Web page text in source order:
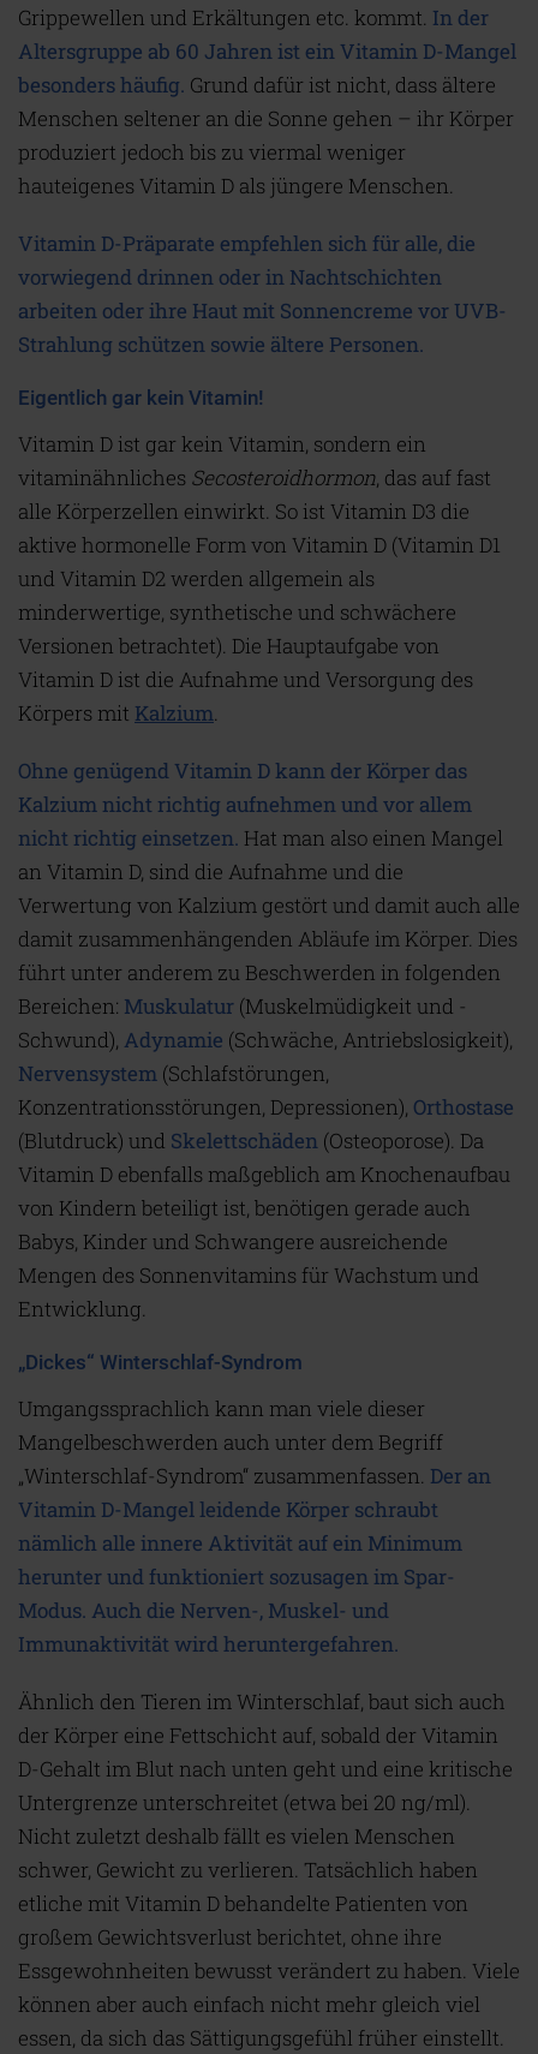
Grippewellen und Erkältungen etc. kommt. In der
Altersgruppe ab 60 Jahren ist ein Vitamin D-Mangel
besonders häufig. Grund dafür ist nicht, dass ältere
Menschen seltener an die Sonne gehen – ihr Körper
produziert jedoch bis zu viermal weniger
hauteigenes Vitamin D als jüngere Menschen.
Vitamin D-Präparate empfehlen sich für alle, die
vorwiegend drinnen oder in Nachtschichten
arbeiten oder ihre Haut mit Sonnencreme vor UVB-
Strahlung schützen sowie ältere Personen.
Eigentlich gar kein Vitamin!
Vitamin D ist gar kein Vitamin, sondern ein
vitaminähnliches Secosteroidhormon, das auf fast
alle Körperzellen einwirkt. So ist Vitamin D3 die
aktive hormonelle Form von Vitamin D (Vitamin D1
und Vitamin D2 werden allgemein als
minderwertige, synthetische und schwächere
Versionen betrachtet). Die Hauptaufgabe von
Vitamin D ist die Aufnahme und Versorgung des
Körpers mit Kalzium.
Ohne genügend Vitamin D kann der Körper das
Kalzium nicht richtig aufnehmen und vor allem
nicht richtig einsetzen. Hat man also einen Mangel
an Vitamin D, sind die Aufnahme und die
Verwertung von Kalzium gestört und damit auch alle
damit zusammenhängenden Abläufe im Körper. Dies
führt unter anderem zu Beschwerden in folgenden
Bereichen: Muskulatur (Muskelmüdigkeit und -
Schwund), Adynamie (Schwäche, Antriebslosigkeit),
Nervensystem (Schlafstörungen,
Konzentrationsstörungen, Depressionen), Orthostase
(Blutdruck) und Skelettschäden (Osteoporose). Da
Vitamin D ebenfalls maßgeblich am Knochenaufbau
von Kindern beteiligt ist, benötigen gerade auch
Babys, Kinder und Schwangere ausreichende
Mengen des Sonnenvitamins für Wachstum und
Entwicklung.
„Dickes“ Winterschlaf-Syndrom
Umgangssprachlich kann man viele dieser
Mangelbeschwerden auch unter dem Begriff
„Winterschlaf-Syndrom“ zusammenfassen. Der an
Vitamin D-Mangel leidende Körper schraubt
nämlich alle innere Aktivität auf ein Minimum
herunter und funktioniert sozusagen im Spar-
Modus. Auch die Nerven-, Muskel- und
Immunaktivität wird heruntergefahren.
Ähnlich den Tieren im Winterschlaf, baut sich auch
der Körper eine Fettschicht auf, sobald der Vitamin
D-Gehalt im Blut nach unten geht und eine kritische
Untergrenze unterschreitet (etwa bei 20 ng/ml).
Nicht zuletzt deshalb fällt es vielen Menschen
schwer, Gewicht zu verlieren. Tatsächlich haben
etliche mit Vitamin D behandelte Patienten von
großem Gewichtsverlust berichtet, ohne ihre
Essgewohnheiten bewusst verändert zu haben. Viele
können aber auch einfach nicht mehr gleich viel
essen, da sich das Sättigungsgefühl früher einstellt.